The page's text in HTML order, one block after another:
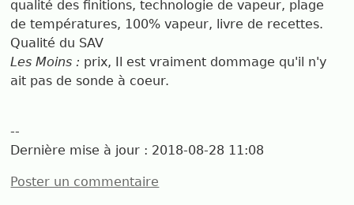
qualité des finitions, technologie de vapeur, plage
de températures, 100% vapeur, livre de recettes.
Qualité du SAV
Les Moins : prix, Il est vraiment dommage qu'il n'y
ait pas de sonde à coeur.
--
Dernière mise à jour : 2018-08-28 11:08
Poster un commentaire